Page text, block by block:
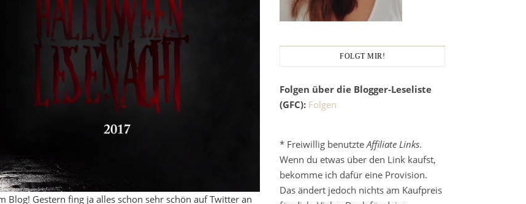
Gestern fing ja alles schon sehr schön auf Twitter an
FOLGT MIR!
Folgen über die Blogger-Leseliste
(GFC): Folgen
* Freiwillig benutzteAffiliate Links.
Wenn du etwas über den Link kaufst,
bekomme ich dafür eine Provision.
Das ändert jedoch nichts am Kaufpreis